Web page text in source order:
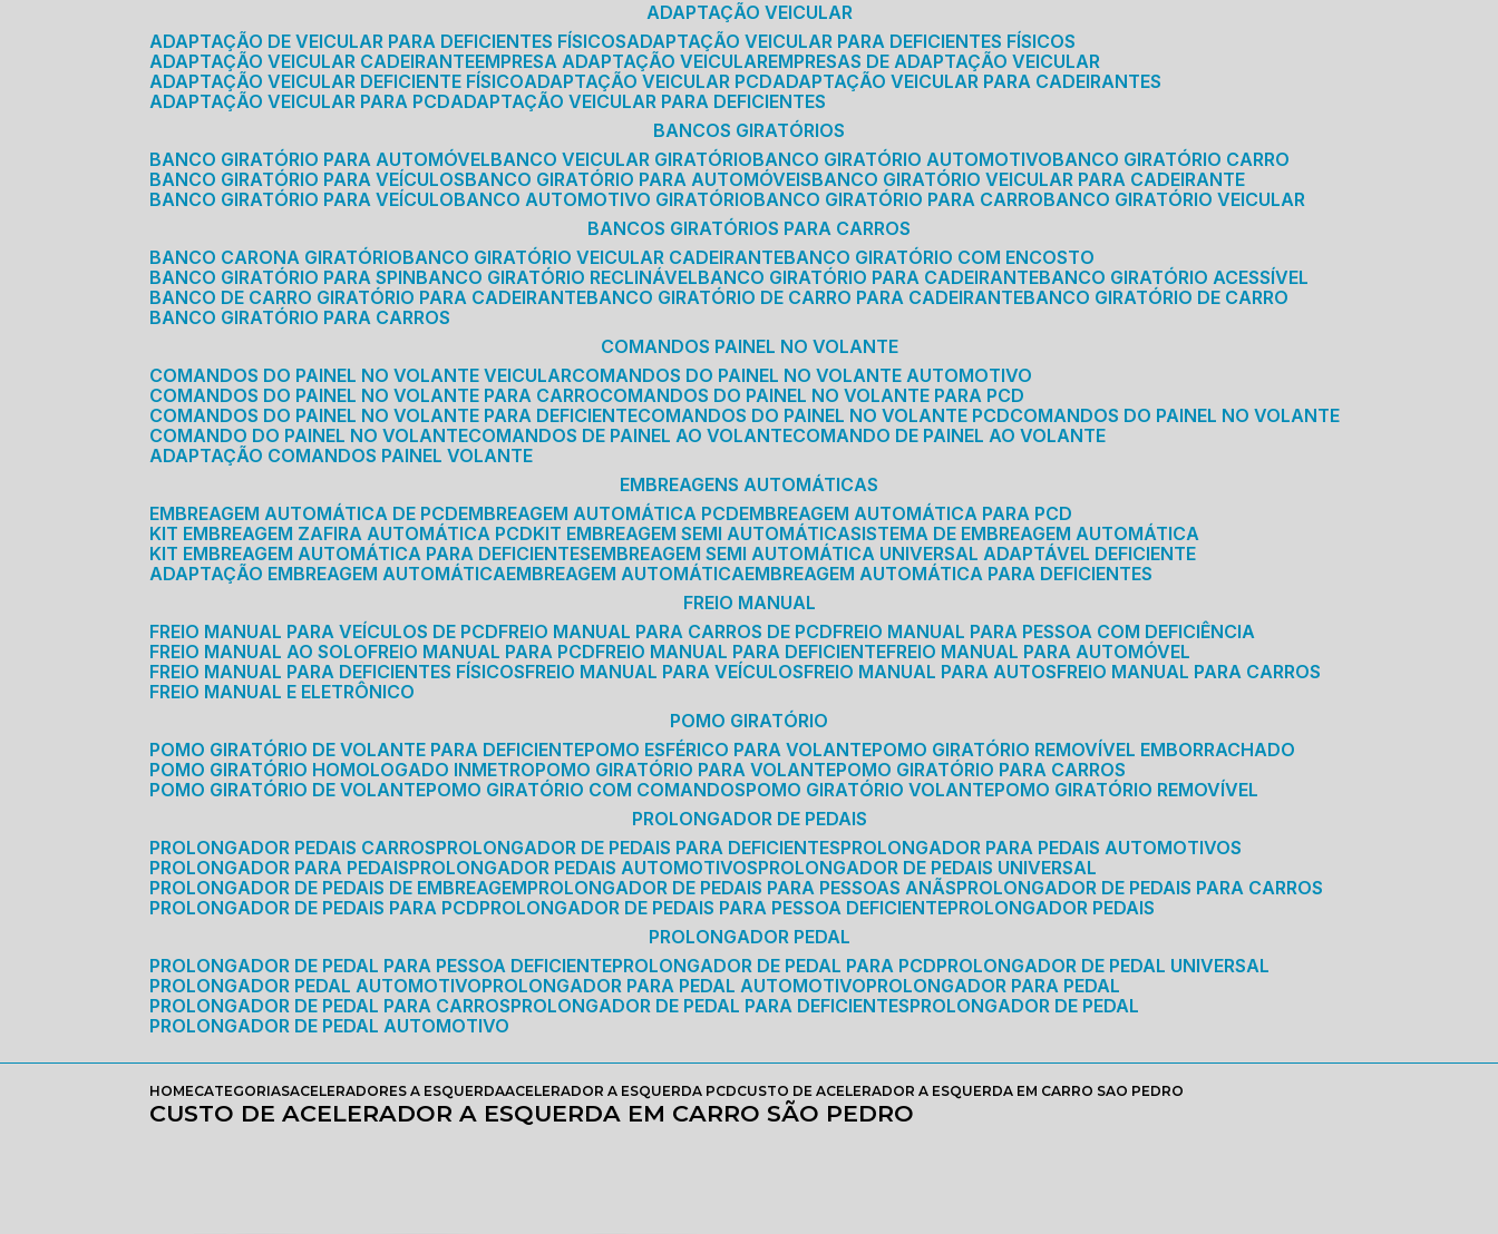
ADAPTAÇÃO VEICULAR
ADAPTAÇÃO DE VEICULAR PARA DEFICIENTES FÍSICOS
ADAPTAÇÃO VEICULAR PARA DEFICIENTES FÍSICOS
ADAPTAÇÃO VEICULAR CADEIRANTE EMPRESA ADAPTAÇÃO VEICULAR EMPRESAS DE ADAPTAÇÃO VEICULAR
ADAPTAÇÃO VEICULAR DEFICIENTE FÍSICO
ADAPTAÇÃO VEICULAR PCD
ADAPTAÇÃO VEICULAR PARA CADEIRANTES
ADAPTAÇÃO VEICULAR PARA PCD
ADAPTAÇÃO VEICULAR PARA DEFICIENTES
BANCOS GIRATÓRIOS
BANCO GIRATÓRIO PARA AUTOMÓVEL
BANCO VEICULAR GIRATÓRIO BANCO GIRATÓRIO AUTOMOTIVO
BANCO GIRATÓRIO CARRO
BANCO GIRATÓRIO PARA VEÍCULOS
BANCO GIRATÓRIO PARA AUTOMÓVEIS
BANCO GIRATÓRIO VEICULAR PARA CADEIRANTE
BANCO GIRATÓRIO PARA VEÍCULO
BANCO AUTOMOTIVO GIRATÓRIO BANCO GIRATÓRIO PARA CARRO
BANCO GIRATÓRIO VEICULAR
BANCOS GIRATÓRIOS PARA CARROS
BANCO CARONA GIRATÓRIO
BANCO GIRATÓRIO VEICULAR CADEIRANTE BANCO GIRATÓRIO COM ENCOSTO
BANCO GIRATÓRIO PARA SPIN
BANCO GIRATÓRIO RECLINÁVEL BANCO GIRATÓRIO PARA CADEIRANTE BANCO GIRATÓRIO ACESSÍVEL
BANCO DE CARRO GIRATÓRIO PARA CADEIRANTE BANCO GIRATÓRIO DE CARRO PARA CADEIRANTE BANCO GIRATÓRIO DE CARRO
BANCO GIRATÓRIO PARA CARROS
COMANDOS PAINEL NO VOLANTE
COMANDOS DO PAINEL NO VOLANTE VEICULAR
COMANDOS DO PAINEL NO VOLANTE AUTOMOTIVO
COMANDOS DO PAINEL NO VOLANTE PARA CARRO
COMANDOS DO PAINEL NO VOLANTE PARA PCD
COMANDOS DO PAINEL NO VOLANTE PARA DEFICIENTE
COMANDOS DO PAINEL NO VOLANTE PCD
COMANDOS DO PAINEL NO VOLANTE
COMANDO DO PAINEL NO VOLANTE
COMANDOS DE PAINEL AO VOLANTE
COMANDO DE PAINEL AO VOLANTE
ADAPTAÇÃO COMANDOS PAINEL VOLANTE
EMBREAGENS AUTOMÁTICAS
EMBREAGEM AUTOMÁTICA DE PCD EMBREAGEM AUTOMÁTICA PCD EMBREAGEM AUTOMÁTICA PARA PCD
KIT EMBREAGEM ZAFIRA AUTOMÁTICA PCD
KIT EMBREAGEM SEMI AUTOMÁTICA SISTEMA DE EMBREAGEM AUTOMÁTICA
KIT EMBREAGEM AUTOMÁTICA PARA DEFICIENTES EMBREAGEM SEMI AUTOMÁTICA UNIVERSAL ADAPTÁVEL DEFICIENTE
ADAPTAÇÃO EMBREAGEM AUTOMÁTICA EMBREAGEM AUTOMÁTICA EMBREAGEM AUTOMÁTICA PARA DEFICIENTES
FREIO MANUAL
FREIO MANUAL PARA VEÍCULOS DE PCD FREIO MANUAL PARA CARROS DE PCD FREIO MANUAL PARA PESSOA COM DEFICIÊNCIA
FREIO MANUAL AO SOLO FREIO MANUAL PARA PCD FREIO MANUAL PARA DEFICIENTE FREIO MANUAL PARA AUTOMÓVEL
FREIO MANUAL PARA DEFICIENTES FÍSICOS FREIO MANUAL PARA VEÍCULOS FREIO MANUAL PARA AUTOS FREIO MANUAL PARA CARROS
FREIO MANUAL E ELETRÔNICO
POMO GIRATÓRIO
POMO GIRATÓRIO DE VOLANTE PARA DEFICIENTE POMO ESFÉRICO PARA VOLANTE POMO GIRATÓRIO REMOVÍVEL EMBORRACHADO
POMO GIRATÓRIO HOMOLOGADO INMETRO POMO GIRATÓRIO PARA VOLANTE POMO GIRATÓRIO PARA CARROS
POMO GIRATÓRIO DE VOLANTE POMO GIRATÓRIO COM COMANDOS POMO GIRATÓRIO VOLANTE POMO GIRATÓRIO REMOVÍVEL
PROLONGADOR DE PEDAIS
PROLONGADOR PEDAIS CARROS PROLONGADOR DE PEDAIS PARA DEFICIENTES PROLONGADOR PARA PEDAIS AUTOMOTIVOS
PROLONGADOR PARA PEDAIS PROLONGADOR PEDAIS AUTOMOTIVOS PROLONGADOR DE PEDAIS UNIVERSAL
PROLONGADOR DE PEDAIS DE EMBREAGEM PROLONGADOR DE PEDAIS PARA PESSOAS ANÃS PROLONGADOR DE PEDAIS PARA CARROS
PROLONGADOR DE PEDAIS PARA PCD PROLONGADOR DE PEDAIS PARA PESSOA DEFICIENTE PROLONGADOR PEDAIS
PROLONGADOR PEDAL
PROLONGADOR DE PEDAL PARA PESSOA DEFICIENTE PROLONGADOR DE PEDAL PARA PCD PROLONGADOR DE PEDAL UNIVERSAL
PROLONGADOR PEDAL AUTOMOTIVO PROLONGADOR PARA PEDAL AUTOMOTIVO PROLONGADOR PARA PEDAL
PROLONGADOR DE PEDAL PARA CARROS PROLONGADOR DE PEDAL PARA DEFICIENTES PROLONGADOR DE PEDAL
PROLONGADOR DE PEDAL AUTOMOTIVO
HOMECATEGORIASACELERADORES A ESQUERDAACELERADOR A ESQUERDA PCDCUSTO DE ACELERADOR A ESQUERDA EM CARRO SAO PEDRO
CUSTO DE ACELERADOR A ESQUERDA EM CARRO SÃO PEDRO